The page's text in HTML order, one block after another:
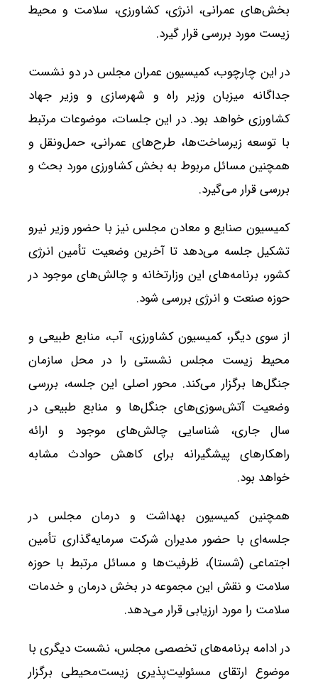
بخش‌های عمرانی، انرژی، کشاورزی، سلامت و محیط
زیست مورد بررسی قرار گیرد.
در این چارچوب، کمیسیون عمران مجلس در دو نشست
جداگانه میزبان وزیر راه و شهرسازی و وزیر جهاد
کشاورزی خواهد بود. در این جلسات، موضوعات مرتبط
با توسعه زیرساخت‌ها، طرح‌های عمرانی، حمل‌ونقل و
همچنین مسائل مربوط به بخش کشاورزی مورد بحث و
بررسی قرار می‌گیرد.
کمیسیون صنایع و معادن مجلس نیز با حضور وزیر نیرو
تشکیل جلسه می‌دهد تا آخرین وضعیت تأمین انرژی
کشور، برنامه‌های این وزارتخانه و چالش‌های موجود در
حوزه صنعت و انرژی بررسی شود.
از سوی دیگر، کمیسیون کشاورزی، آب، منابع طبیعی و
محیط زیست مجلس نشستی را در محل سازمان
جنگل‌ها برگزار می‌کند. محور اصلی این جلسه، بررسی
وضعیت آتش‌سوزی‌های جنگل‌ها و منابع طبیعی در
سال جاری، شناسایی چالش‌های موجود و ارائه
راهکارهای پیشگیرانه برای کاهش حوادث مشابه
خواهد بود.
همچنین کمیسیون بهداشت و درمان مجلس در
جلسه‌ای با حضور مدیران شرکت سرمایه‌گذاری تأمین
اجتماعی (شستا)، ظرفیت‌ها و مسائل مرتبط با حوزه
سلامت و نقش این مجموعه در بخش درمان و خدمات
سلامت را مورد ارزیابی قرار می‌دهد.
در ادامه برنامه‌های تخصصی مجلس، نشست دیگری با
موضوع ارتقای مسئولیت‌پذیری زیست‌محیطی برگزار